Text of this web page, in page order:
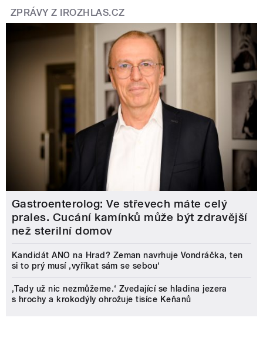
ZPRÁVY Z IROZHLAS.CZ
Gastroenterolog: Ve střevech máte celý
prales. Cucání kamínků může být zdravější
než sterilní domov
Kandidát ANO na Hrad? Zeman navrhuje Vondráčka, ten
si to prý musí ‚vyříkat sám se sebou‘
‚Tady už nic nezmůžeme.‘ Zvedající se hladina jezera
s hrochy a krokodýly ohrožuje tisíce Keňanů